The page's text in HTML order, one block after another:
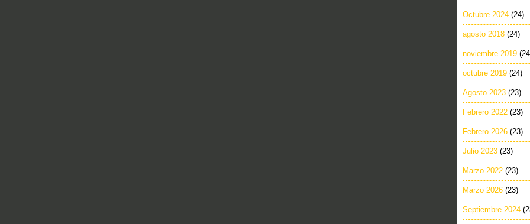
Octubre 2024 (24)
agosto 2018 (24)
noviembre 2019
octubre 2019 (24)
Agosto 2023 (23)
Febrero 2022 (23)
Febrero 2026 (23)
Julio 2023 (23)
Marzo 2022 (23)
Marzo 2026 (23)
Septiembre 2024